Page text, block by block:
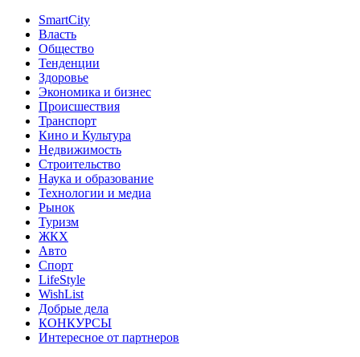
SmartCity
Власть
Общество
Тенденции
Здоровье
Экономика и бизнес
Происшествия
Транспорт
Кино и Культура
Недвижимость
Строительство
Наука и образование
Технологии и медиа
Рынок
Туризм
ЖКХ
Авто
Спорт
LifeStyle
WishList
Добрые дела
КОНКУРСЫ
Интересное от партнеров